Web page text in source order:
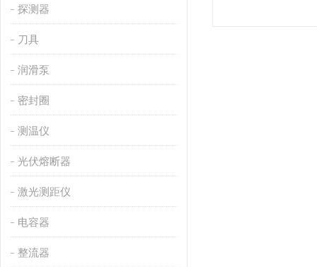
探测器
刀具
润滑泵
密封圈
测温仪
光伏熔断器
激光测距仪
电容器
整流器